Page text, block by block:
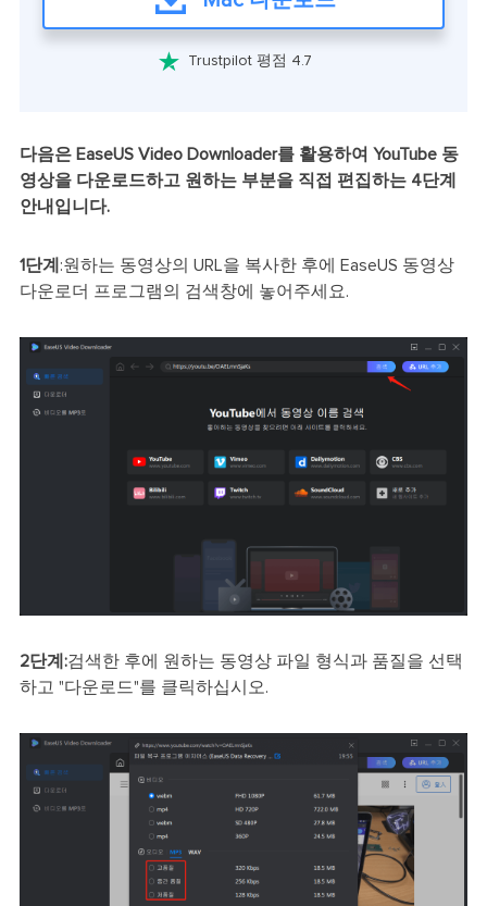
 Trustpilot 평점 4.7
다음은 EaseUS Video Downloader를 활용하여 YouTube 동
영상을 다운로드하고 원하는 부분을 직접 편집하는 4단계
안내입니다.
1단계 :원하는 동영상의 URL을 복사한 후에 EaseUS 동영상
다운로더 프로그램의 검색창에 놓어주세요.
2단계:검색한 후에 원하는 동영상 파일 형식과 품질을 선택
하고 "다운로드"를 클릭하십시오.